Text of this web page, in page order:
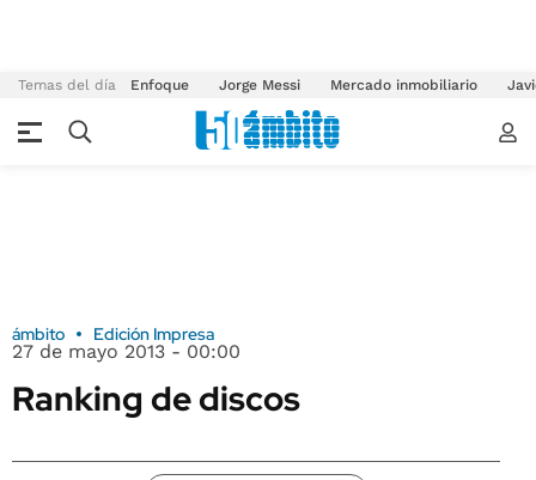
Temas del día Enfoque Jorge Messi Mercado inmobiliario
ámbito Edición Impresa
27 de mayo 2013 - 00:00
Ranking de discos